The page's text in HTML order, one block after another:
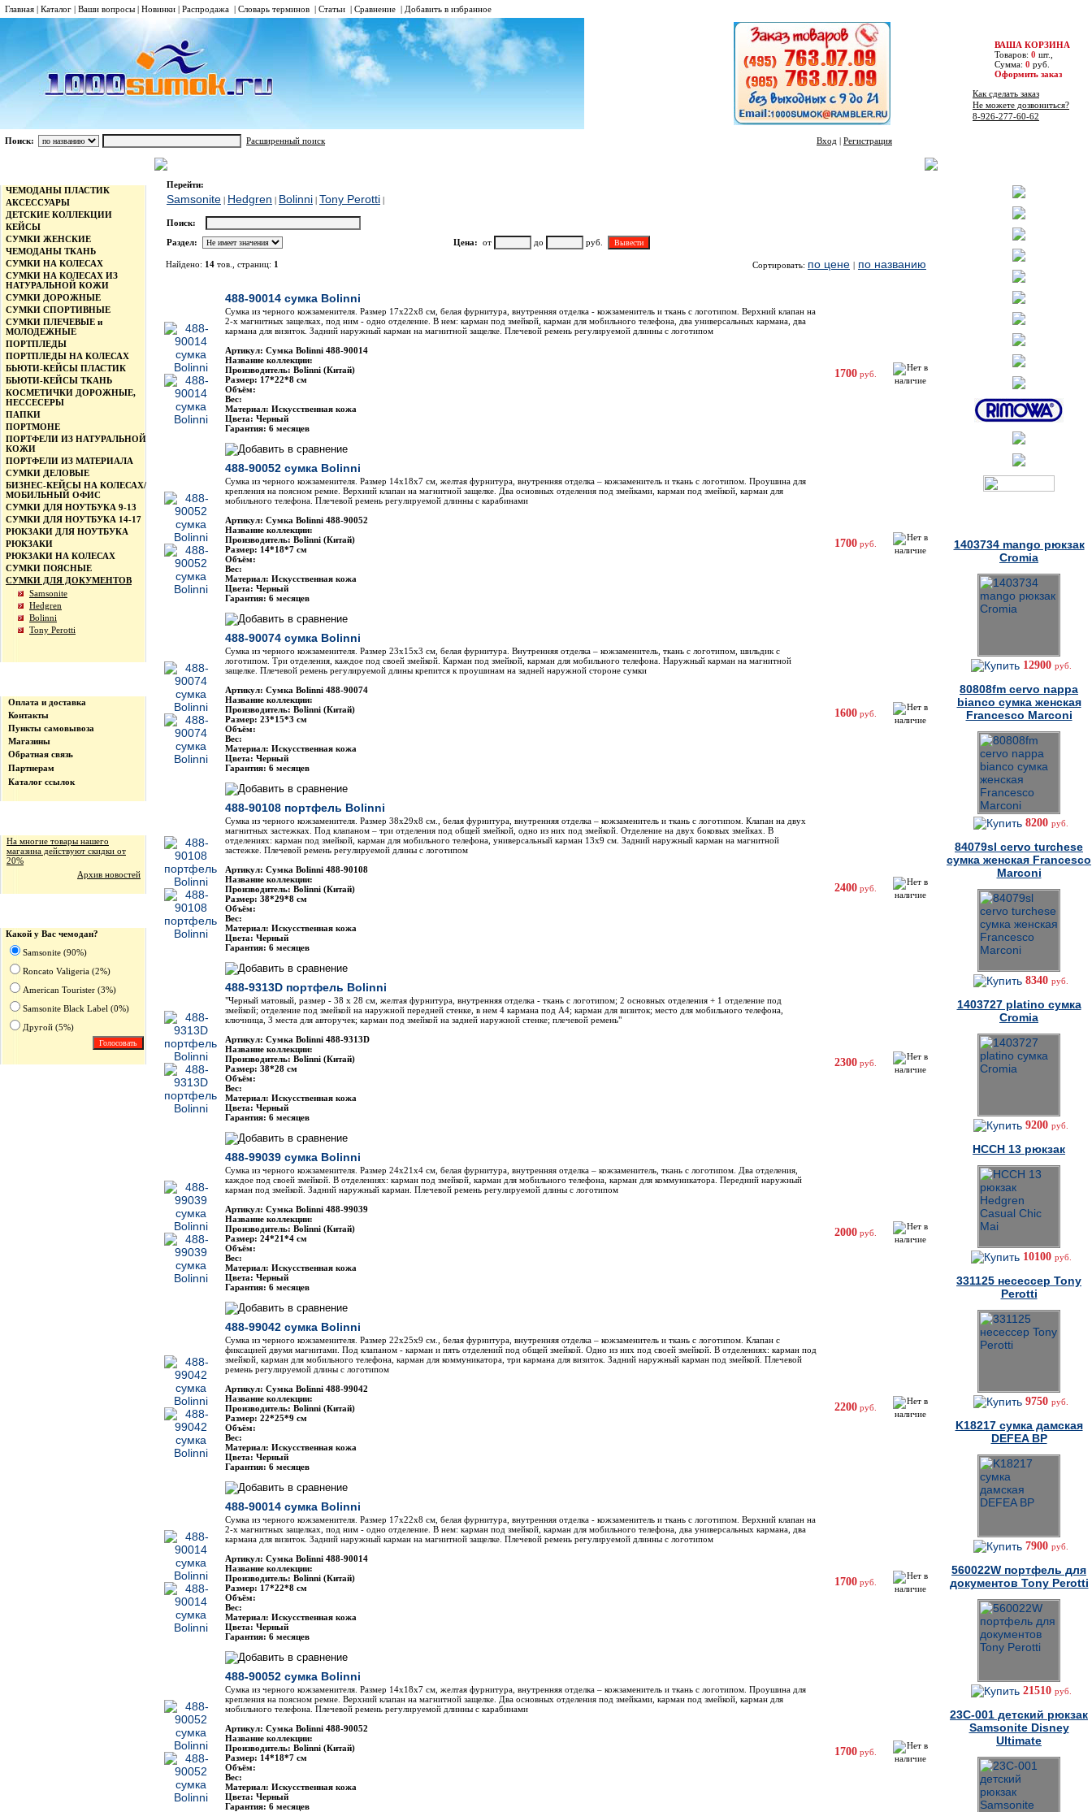
Главная | Каталог | Ваши вопросы | Новинки | Распродажа | Словарь терминов | Статьи | Сравнение | Добавить в избранное
Поиск: Расширенный поиск Вход | Регистрация
ВАША КОРЗИНА
Товаров: 0 шт.,
Сумма: 0 руб.
Оформить заказ
Как сделать заказ
Не можете дозвониться?
8-926-277-60-62
ЧЕМОДАНЫ ПЛАСТИК
АКСЕССУАРЫ
ДЕТСКИЕ КОЛЛЕКЦИИ
КЕЙСЫ
СУМКИ ЖЕНСКИЕ
ЧЕМОДАНЫ ТКАНЬ
СУМКИ НА КОЛЕСАХ
СУМКИ НА КОЛЕСАХ ИЗ
НАТУРАЛЬНОЙ КОЖИ
СУМКИ ДОРОЖНЫЕ
СУМКИ СПОРТИВНЫЕ
СУМКИ ПЛЕЧЕВЫЕ и
МОЛОДЕЖНЫЕ
ПОРТПЛЕДЫ
ПОРТПЛЕДЫ НА КОЛЕСАХ
БЬЮТИ-КЕЙСЫ ПЛАСТИК
БЬЮТИ-КЕЙСЫ ТКАНЬ
КОСМЕТИЧКИ ДОРОЖНЫЕ,
НЕССЕСЕРЫ
ПАПКИ
ПОРТМОНЕ
ПОРТФЕЛИ ИЗ НАТУРАЛЬНОЙ
КОЖИ
ПОРТФЕЛИ ИЗ МАТЕРИАЛА
СУМКИ ДЕЛОВЫЕ
БИЗНЕС-КЕЙСЫ НА КОЛЕСАХ/
МОБИЛЬНЫЙ ОФИС
СУМКИ ДЛЯ НОУТБУКА 9-13
СУМКИ ДЛЯ НОУТБУКА 14-17
РЮКЗАКИ ДЛЯ НОУТБУКА
РЮКЗАКИ
РЮКЗАКИ НА КОЛЕСАХ
СУМКИ ПОЯСНЫЕ
СУМКИ ДЛЯ ДОКУМЕНТОВ
Samsonite
Hedgren
Bolinni
Tony Perotti
Оплата и доставка
Контакты
Пункты самовывоза
Магазины
Обратная связь
Партнерам
Каталог ссылок
На многие товары нашего
магазина действуют скидки от
20%
Архив новостей
Какой у Вас чемодан?
Samsonite (90%)
Roncato Valigeria (2%)
American Tourister (3%)
Samsonite Black Label (0%)
Другoй (5%)
Перейти:
Samsonite | Hedgren | Bolinni | Tony Perotti |
Поиск:
Раздел:
Цена: от до руб.
Найдено: 14 тов., страниц: 1 Сортировать: по цене | по названию
488-90014 сумка Bolinni
Сумка из черного кожзаменителя. Размер 17х22х8 см, белая фурнитура, внутренняя отделка - кожзаменитель и ткань с логотипом. Верхний клапан на
2-х магнитных защелках, под ним - одно отделение. В нем: карман под змейкой, карман для мобильного телефона, два универсальных кармана, два
кармана для визиток. Задний наружный карман на магнитной защелке. Плечевой ремень регулируемой длинны с логотипом
Артикул: Сумка Bolinni 488-90014
Название коллекции:
Производитель: Bolinni (Китай)
Размер: 17*22*8 см
Объём:
Вес:
Материал: Искусственная кожа
Цвета: Черный
Гарантия: 6 месяцев
1700 руб.
488-90052 сумка Bolinni
Сумка из черного кожзаменителя. Размер 14х18х7 см, желтая фурнитура, внутренняя отделка – кожзаменитель и ткань с логотипом. Проушина для
крепления на поясном ремне. Верхний клапан на магнитной защелке. Два основных отделения под змейками, карман под змейкой, карман для
мобильного телефона. Плечевой ремень регулируемой длинны с карабинами
Артикул: Сумка Bolinni 488-90052
Название коллекции:
Производитель: Bolinni (Китай)
Размер: 14*18*7 см
Объём:
Вес:
Материал: Искусственная кожа
Цвета: Черный
Гарантия: 6 месяцев
1700 руб.
488-90074 сумка Bolinni
Сумка из черного кожзаменителя. Размер 23х15х3 см, белая фурнитура. Внутренняя отделка – кожзаменитель, ткань с логотипом, шильдик с
логотипом. Три отделения, каждое под своей змейкой. Карман под змейкой, карман для мобильного телефона. Наружный карман на магнитной
защелке. Плечевой ремень регулируемой длины крепится к проушинам на задней наружной стороне сумки
Артикул: Сумка Bolinni 488-90074
Название коллекции:
Производитель: Bolinni (Китай)
Размер: 23*15*3 см
Объём:
Вес:
Материал: Искусственная кожа
Цвета: Черный
Гарантия: 6 месяцев
1600 руб.
488-90108 портфель Bolinni
Сумка из черного кожзаменителя. Размер 38х29х8 см., белая фурнитура, внутренняя отделка – кожзаменитель и ткань с логотипом. Клапан на двух
магнитных застежках. Под клапаном – три отделения под общей змейкой, одно из них под змейкой. Отделение на двух боковых змейках. В
отделениях: карман под змейкой, карман для мобильного телефона, универсальный карман 13х9 см. Задний наружный карман на магнитной
застежке. Плечевой ремень регулируемой длины с логотипом
Артикул: Сумка Bolinni 488-90108
Название коллекции:
Производитель: Bolinni (Китай)
Размер: 38*29*8 см
Объём:
Вес:
Материал: Искусственная кожа
Цвета: Черный
Гарантия: 6 месяцев
2400 руб.
488-9313D портфель Bolinni
"Черный матовый, размер - 38 х 28 см, желтая фурнитура, внутренняя отделка - ткань с логотипом; 2 основных отделения + 1 отделениe под
змейкой; отделение под змейкой на наружной передней стенке, в нем 4 кармана под А4; карман для визиток; место для мобильного телефона,
ключница, 3 места для авторучек; карман под змейкой на задней наружной стенке; плечевой ремень"
Артикул: Сумка Bolinni 488-9313D
Название коллекции:
Производитель: Bolinni (Китай)
Размер: 38*28 см
Объём:
Вес:
Материал: Искусственная кожа
Цвета: Черный
Гарантия: 6 месяцев
2300 руб.
488-99039 сумка Bolinni
Сумка из черного кожзаменителя. Размер 24х21х4 см, белая фурнитура, внутренняя отделка – кожзаменитель, ткань с логотипом. Два отделения,
каждое под своей змейкой. В отделениях: карман под змейкой, карман для мобильного телефона, карман для коммуникатора. Передний наружный
карман под змейкой. Задний наружный карман. Плечевой ремень регулируемой длины с логотипом
Артикул: Сумка Bolinni 488-99039
Название коллекции:
Производитель: Bolinni (Китай)
Размер: 24*21*4 см
Объём:
Вес:
Материал: Искусственная кожа
Цвета: Черный
Гарантия: 6 месяцев
2000 руб.
488-99042 сумка Bolinni
Сумка из черного кожзаменителя. Размер 22х25х9 см., белая фурнитура, внутренняя отделка – кожзаменитель и ткань с логотипом. Клапан с
фиксацией двумя магнитами. Под клапаном - карман и пять отделений под общей змейкой. Одно из них под своей змейкой. В отделениях: карман под
змейкой, карман для мобильного телефона, карман для коммуникатора, три кармана для визиток. Задний наружный карман под змейкой. Плечевой
ремень регулируемой длины с логотипом
Артикул: Сумка Bolinni 488-99042
Название коллекции:
Производитель: Bolinni (Китай)
Размер: 22*25*9 см
Объём:
Вес:
Материал: Искусственная кожа
Цвета: Черный
Гарантия: 6 месяцев
2200 руб.
488-90014 сумка Bolinni
Сумка из черного кожзаменителя. Размер 17х22х8 см, белая фурнитура, внутренняя отделка - кожзаменитель и ткань с логотипом. Верхний клапан на
2-х магнитных защелках, под ним - одно отделение. В нем: карман под змейкой, карман для мобильного телефона, два универсальных кармана, два
кармана для визиток. Задний наружный карман на магнитной защелке. Плечевой ремень регулируемой длинны с логотипом
Артикул: Сумка Bolinni 488-90014
Название коллекции:
Производитель: Bolinni (Китай)
Размер: 17*22*8 см
Объём:
Вес:
Материал: Искусственная кожа
Цвета: Черный
Гарантия: 6 месяцев
1700 руб.
488-90052 сумка Bolinni
Сумка из черного кожзаменителя. Размер 14х18х7 см, желтая фурнитура, внутренняя отделка – кожзаменитель и ткань с логотипом. Проушина для
крепления на поясном ремне. Верхний клапан на магнитной защелке. Два основных отделения под змейками, карман под змейкой, карман для
мобильного телефона. Плечевой ремень регулируемой длинны с карабинами
Артикул: Сумка Bolinni 488-90052
Название коллекции:
Производитель: Bolinni (Китай)
Размер: 14*18*7 см
Объём:
Вес:
Материал: Искусственная кожа
Цвета: Черный
Гарантия: 6 месяцев
1700 руб.
1403734 mango рюкзак
Cromia
12900 руб.
80808fm cervo nappa
bianco сумка женская
Francesco Marconi
8200 руб.
84079sl cervo turchese
сумка женская Francesco
Marconi
8340 руб.
1403727 platino сумка
Cromia
9200 руб.
HCCH 13 рюкзак
10100 руб.
331125 несессер Tony
Perotti
9750 руб.
K18217 cумка дамская
DEFEA BP
7900 руб.
560022W портфель для
документов Tony Perotti
21510 руб.
23C-001 детский рюкзак
Samsonite Disney
Ultimate